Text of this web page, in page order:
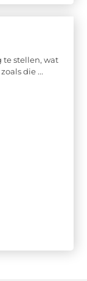
te stellen, wat
die ...